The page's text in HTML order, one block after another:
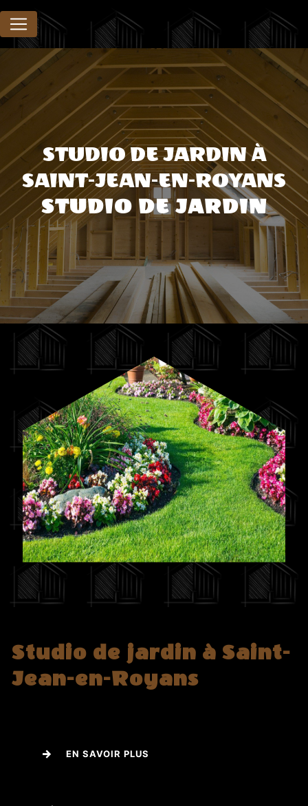
STUDIO DE JARDIN À
SAINT-JEAN-EN-ROYANS
STUDIO DE JARDIN
Studio de jardin à Saint-
Jean-en-Royans
EN SAVOIR PLUS
Panneau de gestion des cookies